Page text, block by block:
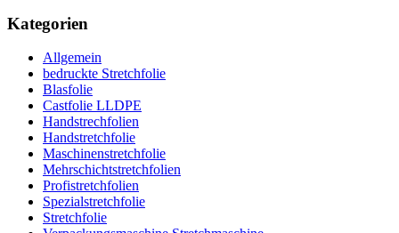
Kategorien
Allgemein
bedruckte Stretchfolie
Blasfolie
Castfolie LLDPE
Handstrechfolien
Handstretchfolie
Maschinenstretchfolie
Mehrschichtstretchfolien
Profistretchfolien
Spezialstretchfolie
Stretchfolie